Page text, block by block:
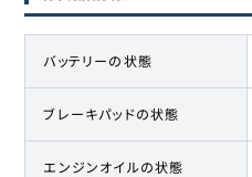
バッテリーの状態
ブレーキパッドの状態
エンジンオイルの状態